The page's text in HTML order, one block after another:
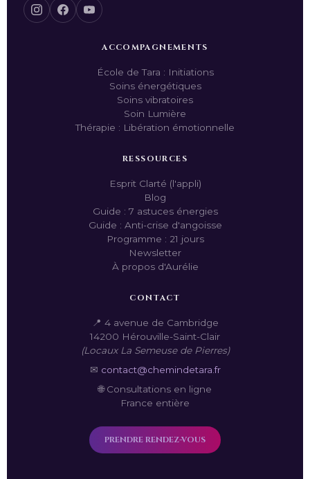
ACCOMPAGNEMENTS
École de Tara : Initiations
Soins énergétiques
Soins vibratoires
Soin Lumière
Thérapie : Libération émotionnelle
RESSOURCES
Esprit Clarté (l'appli)
Blog
Guide : 7 astuces énergies
Guide : Anti-crise d'angoisse
Programme : 21 jours
Newsletter
À propos d'Aurélie
CONTACT
📍 4 avenue de Cambridge
14200 Hérouville-Saint-Clair
(Locaux La Semeuse de Pierres)
✉ contact@chemindetara.fr
🌐 Consultations en ligne
France entière
PRENDRE RENDEZ-VOUS